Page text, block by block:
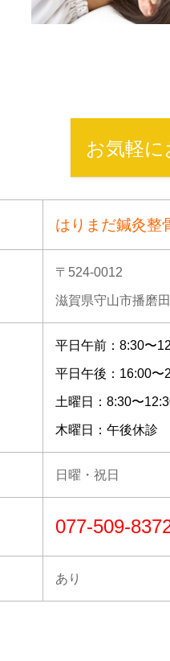
お気軽
はりまだ鍼灸整
〒524-0012
滋賀県守山市播磨
平日午前：8:30〜
平日午後：16:00〜
土曜日：8:30〜
木曜日：午後休診
日曜・祝日
077-509-
あり